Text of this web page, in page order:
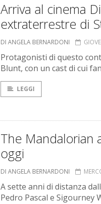
Arriva al cinema
extraterrestre di
DI ANGELA BERNARDONI
Protagonisti di questo
Blunt, con un cast di cui
LEGGI
The Mandalorian
oggi
DI ANGELA BERNARDONI
A sette anni di distanza
Pedro Pascal e Sigourney